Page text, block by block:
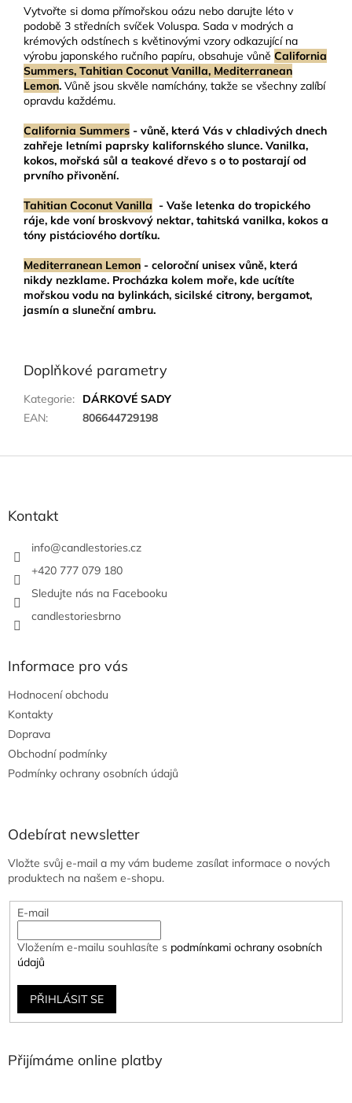
Vytvořte si doma přímořskou oázu nebo darujte léto v
podobě 3 středních svíček Voluspa. Sada v modrých a
krémových odstínech s květinovými vzory odkazující na
výrobu japonského ručního papíru, obsahuje vůně California
Summers, Tahitian Coconut Vanilla, Mediterranean
Lemon. Vůně jsou skvěle namíchány, takže se všechny zalíbí
opravdu každému.
California Summers - vůně, která Vás v chladivých dnech
zahřeje letními paprsky kalifornského slunce. Vanilka,
kokos, mořská sůl a teakové dřevo s o to postarají od
prvního přivonění.
Tahitian Coconut Vanilla - Vaše letenka do tropického
ráje, kde voní broskvový nektar, tahitská vanilka, kokos a
tóny pistáciového dortíku.
Mediterranean Lemon - celoroční unisex vůně, která
nikdy nezklame. Procházka kolem moře, kde ucítíte
mořskou vodu na bylinkách, sicilské citrony, bergamot,
jasmín a sluneční ambru.
Doplňkové parametry
Kategorie:
DÁRKOVÉ SADY
EAN: 806644729198
Kontakt
info@candlestories.cz
+420 777 079 180
Sledujte nás na Facebooku
candlestoriesbrno
Informace pro vás
Hodnocení obchodu
Kontakty
Doprava
Obchodní podmínky
Podmínky ochrany osobních údajů
Odebírat newsletter
Vložte svůj e-mail a my vám budeme zasílat informace o nových
produktech na našem e-shopu.
E-mail
Vložením e-mailu souhlasíte s podmínkami ochrany osobních
údajů
PŘIHLÁSIT SE
Přijímáme online platby